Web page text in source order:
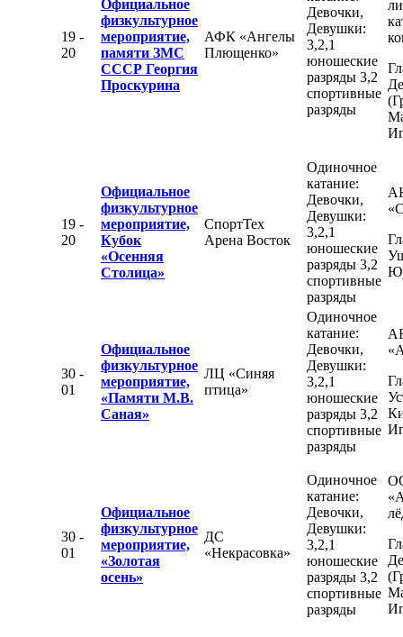
19 -
20
Официальное
физкультурное
мероприятие,
памяти ЗМС
СССР Георгия
Проскурина
АФК «Ангелы
Плющенко»
Девочки,
Девушки:
3,2,1
юношеские
разряды 3,2
спортивные
разряды
19 -
20
Официальное
физкультурное
мероприятие,
Кубок
«Осенняя
Столица»
СпортТех
Арена Восток
Одиночное
катание:
Девочки,
Девушки:
3,2,1
юношеские
разряды 3,2
спортивные
разряды
30 -
01
Официальное
физкультурное
мероприятие,
«Памяти М.В.
Саная»
ЛЦ «Синяя
птица»
Одиночное
катание:
Девочки,
Девушки:
3,2,1
юношеские
разряды 3,2
спортивные
разряды
30 -
01
Официальное
физкультурное
мероприятие,
«Золотая
осень»
ДС
«Некрасовка»
Одиночное
катание:
Девочки,
Девушки:
3,2,1
юношеские
разряды 3,2
спортивные
разряды